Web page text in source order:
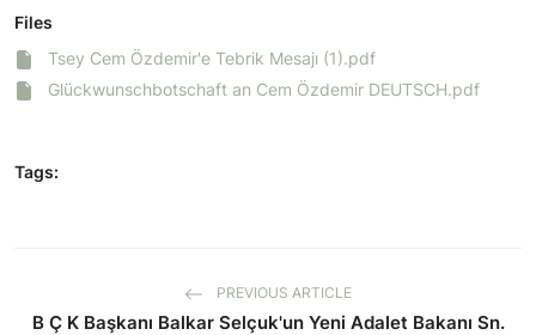
Files
Tsey Cem Özdemir'e Tebrik Mesajı (1).pdf
Glückwunschbotschaft an Cem Özdemir DEUTSCH.pdf
Tags:
PREVIOUS ARTICLE
B Ç K Başkanı Balkar Selçuk'un Yeni Adalet Bakanı Sn.